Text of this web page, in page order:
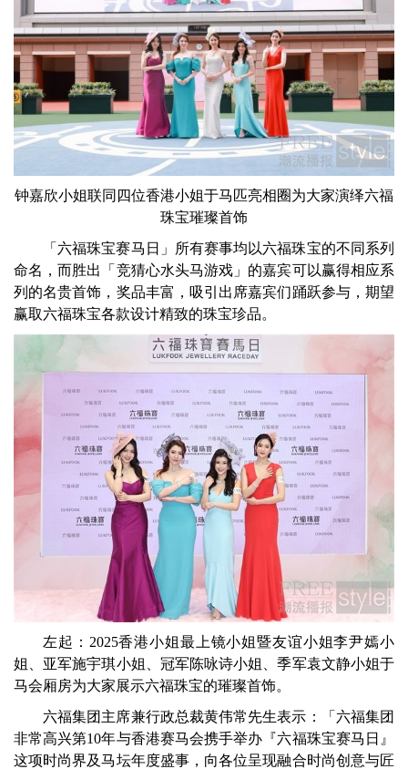
钟嘉欣小姐联同四位香港小姐于马匹亮相圈为大家演绎六福
珠宝璀璨首饰
「六福珠宝赛马日」所有赛事均以六福珠宝的不同系列
命名，而胜出「竞猜心水头马游戏」的嘉宾可以赢得相应系
列的名贵首饰，奖品丰富，吸引出席嘉宾们踊跃参与，期望
赢取六福珠宝各款设计精致的珠宝珍品。
左起：2025香港小姐最上镜小姐暨友谊小姐李尹嫣小
姐、亚军施宇琪小姐、冠军陈咏诗小姐、季军袁文静小姐于
马会厢房为大家展示六福珠宝的璀璨首饰。
六福集团主席兼行政总裁黄伟常先生表示：「六福集团
非常高兴第10年与香港赛马会携手举办『六福珠宝赛马日』
这项时尚界及马坛年度盛事，向各位呈现融合时尚创意与匠